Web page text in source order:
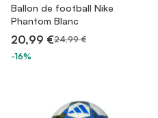
Ballon de football Nike
Phantom Blanc
20,99 €24,99 €
-16%